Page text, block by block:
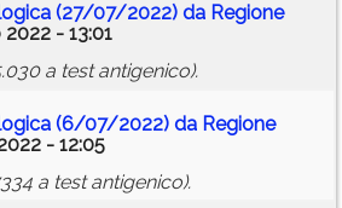
(27/07/2022) da Regione
- 13:01
a test antigenico).
(6/07/2022) da Regione
- 12:05
a test antigenico).